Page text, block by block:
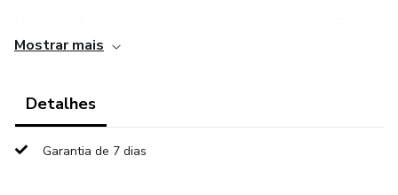
Portale ou Vanessa Portale, projetada exclusivamente
oferecendo estratégias práticas, insights profundos e
Mostrar mais
Detalhes
Garantia de 7 dias